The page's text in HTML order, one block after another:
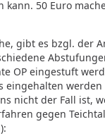
kann. 50 Euro
gibt es bzgl. der
OP eingestuft
eingehalten
nicht der Fall ist,
gegen